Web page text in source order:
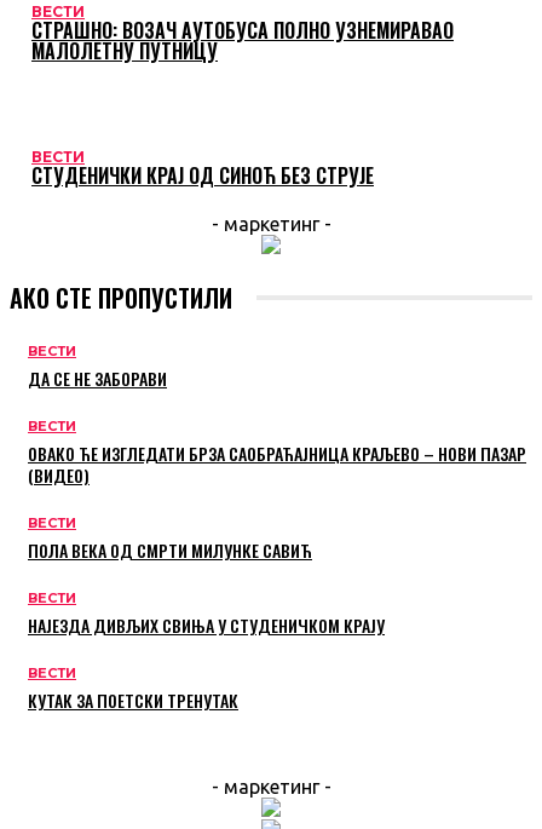
ВЕСТИ
СТРАШНО: ВОЗАЧ АУТОБУСА ПОЛНО УЗНЕМИРАВАО
МАЛОЛЕТНУ ПУТНИЦУ
ВЕСТИ
СТУДЕНИЧКИ КРАЈ ОД СИНОЋ БЕЗ СТРУЈЕ
- маркетинг -
АКО СТЕ ПРОПУСТИЛИ
ВЕСТИ
ДА СЕ НЕ ЗАБОРАВИ
ВЕСТИ
ОВАКО ЋЕ ИЗГЛЕДАТИ БРЗА САОБРАЋАЈНИЦА КРАЉЕВО – НОВИ ПАЗАР
(ВИДЕО)
ВЕСТИ
ПОЛА ВЕКА ОД СМРТИ МИЛУНКЕ САВИЋ
ВЕСТИ
НАЈЕЗДА ДИВЉИХ СВИЊА У СТУДЕНИЧКОМ КРАЈУ
ВЕСТИ
КУТАК ЗА ПОЕТСКИ ТРЕНУТАК
- маркетинг -